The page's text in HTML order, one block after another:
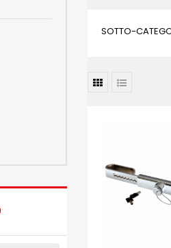
SOTTO-